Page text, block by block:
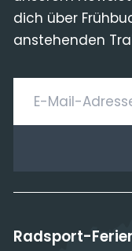
dich über
anstehenden
Radsport-